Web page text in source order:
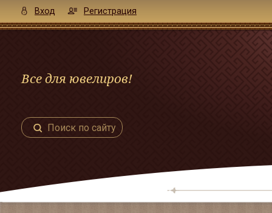
Вход Регистрация
Все для ювелиров!
Поиск по сайту